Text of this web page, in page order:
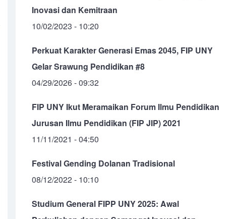
Inovasi dan Kemitraan
10/02/2023 - 10:20
Perkuat Karakter Generasi Emas 2045, FIP UNY
Gelar Srawung Pendidikan #8
04/29/2026 - 09:32
FIP UNY Ikut Meramaikan Forum Ilmu Pendidikan
Jurusan Ilmu Pendidikan (FIP JIP) 2021
11/11/2021 - 04:50
Festival Gending Dolanan Tradisional
08/12/2022 - 10:10
Studium General FIPP UNY 2025: Awal